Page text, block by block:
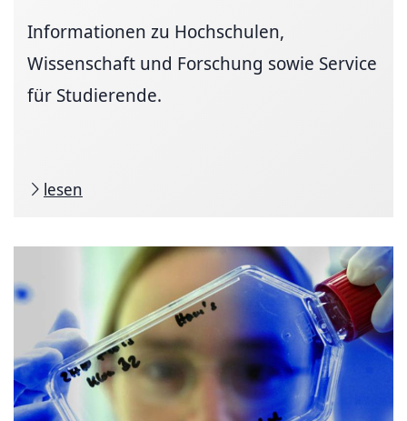
Informationen zu Hochschulen,
Wissenschaft und Forschung sowie Service
für Studierende.
lesen